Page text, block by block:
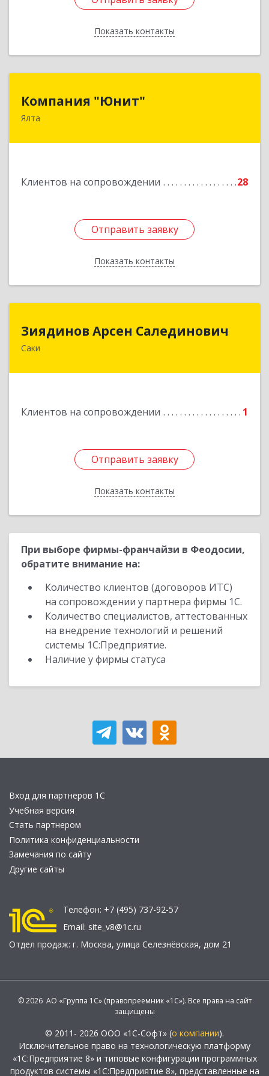
Показать контакты
Назад
Компания "Юнит"
Ялта
Клиентов на сопровождении 28
Отправить заявку
Показать контакты
298600, Крым Респ, Ялта г, Васильева ул, дом №
Отправить заявку
Назад
Зиядинов Арсен Салединович
Саки
Клиентов на сопровождении 1
Отправить заявку
Показать контакты
Отправить заявку
Назад
При выборе фирмы-франчайзи в Феодосии,
обратите внимание на:
Количество клиентов (договоров ИТС)
на сопровождении у партнера фирмы 1С.
Количество специалистов, аттестованных
на внедрение технологий и решений
системы 1С:Предприятие.
Наличие у фирмы статуса
Вход для партнеров 1С
Учебная версия
Стать партнером
Политика конфиденциальности
Замечания по сайту
Другие сайты
Телефон: +7 (495) 737-92-57
Email: site_v8@1c.ru
Отдел продаж: г. Москва, улица Селезнёвская, дом 21
© 2026 АО «Группа 1С» (правопреемник «1С»). Все права на сайт
защищены
© 2011- 2026 ООО «1С-Софт» (о компании).
Исключительное право на технологическую платформу
«1С:Предприятие 8» и типовые конфигурации программных
продуктов системы «1С:Предприятие 8», представленные на